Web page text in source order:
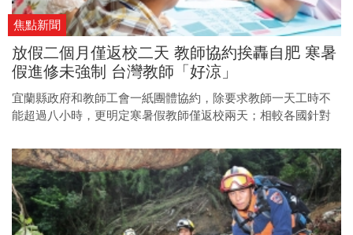
焦點新聞
放假二個月僅返校二天 教師協約挨轟自肥 寒暑
假進修未強制 台灣教師「好涼」
宜蘭縣政府和教師工會一紙團體協約，除要求教師一天工時不
能超過八小時，更明定寒暑假教師僅返校兩天；相較各國針對
為出國玩樂的時機，令人惋惜。